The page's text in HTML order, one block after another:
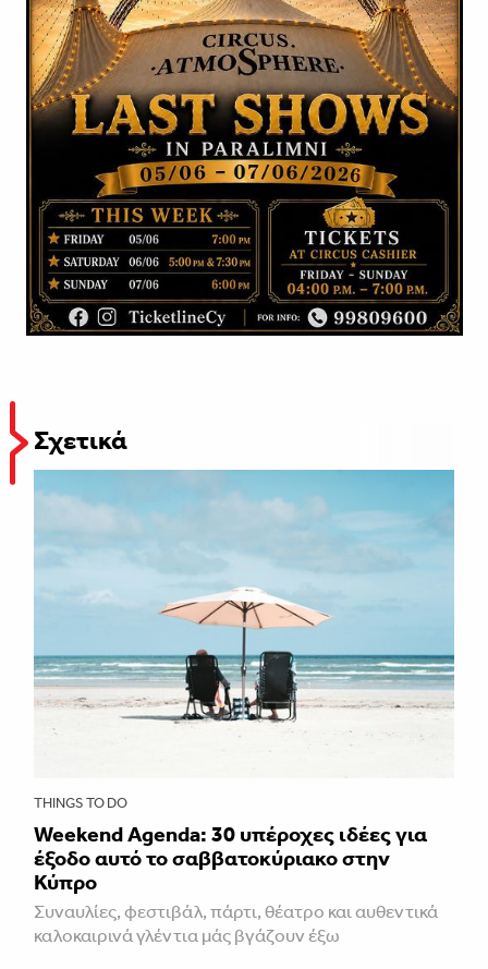
Σχετικά
THINGS TO DO
Weekend Agenda: 30 υπέροχες ιδέες για
έξοδο αυτό το σαββατοκύριακο στην
Κύπρο
Συναυλίες, φεστιβάλ, πάρτι, θέατρο και αυθεντικά
καλοκαιρινά γλέντια μάς βγάζουν έξω